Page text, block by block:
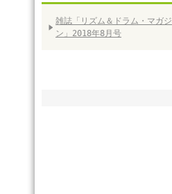
雑誌「リズム＆ドラム・マガジ
ン」2018年8月号